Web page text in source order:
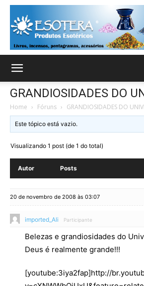
GRANDIOSIDADES DO
Home › Fóruns › GRANDIOSIDADES DO
Este tópico está vazio.
Visualizando 1 post (de 1 do total)
Autor Posts
20 de novembro de 2008 às 03:07
imported_Ali Participante
Belezas e grandiosidades do
Deus é realmente grande!!!
[youtube:3iya2fap]http://